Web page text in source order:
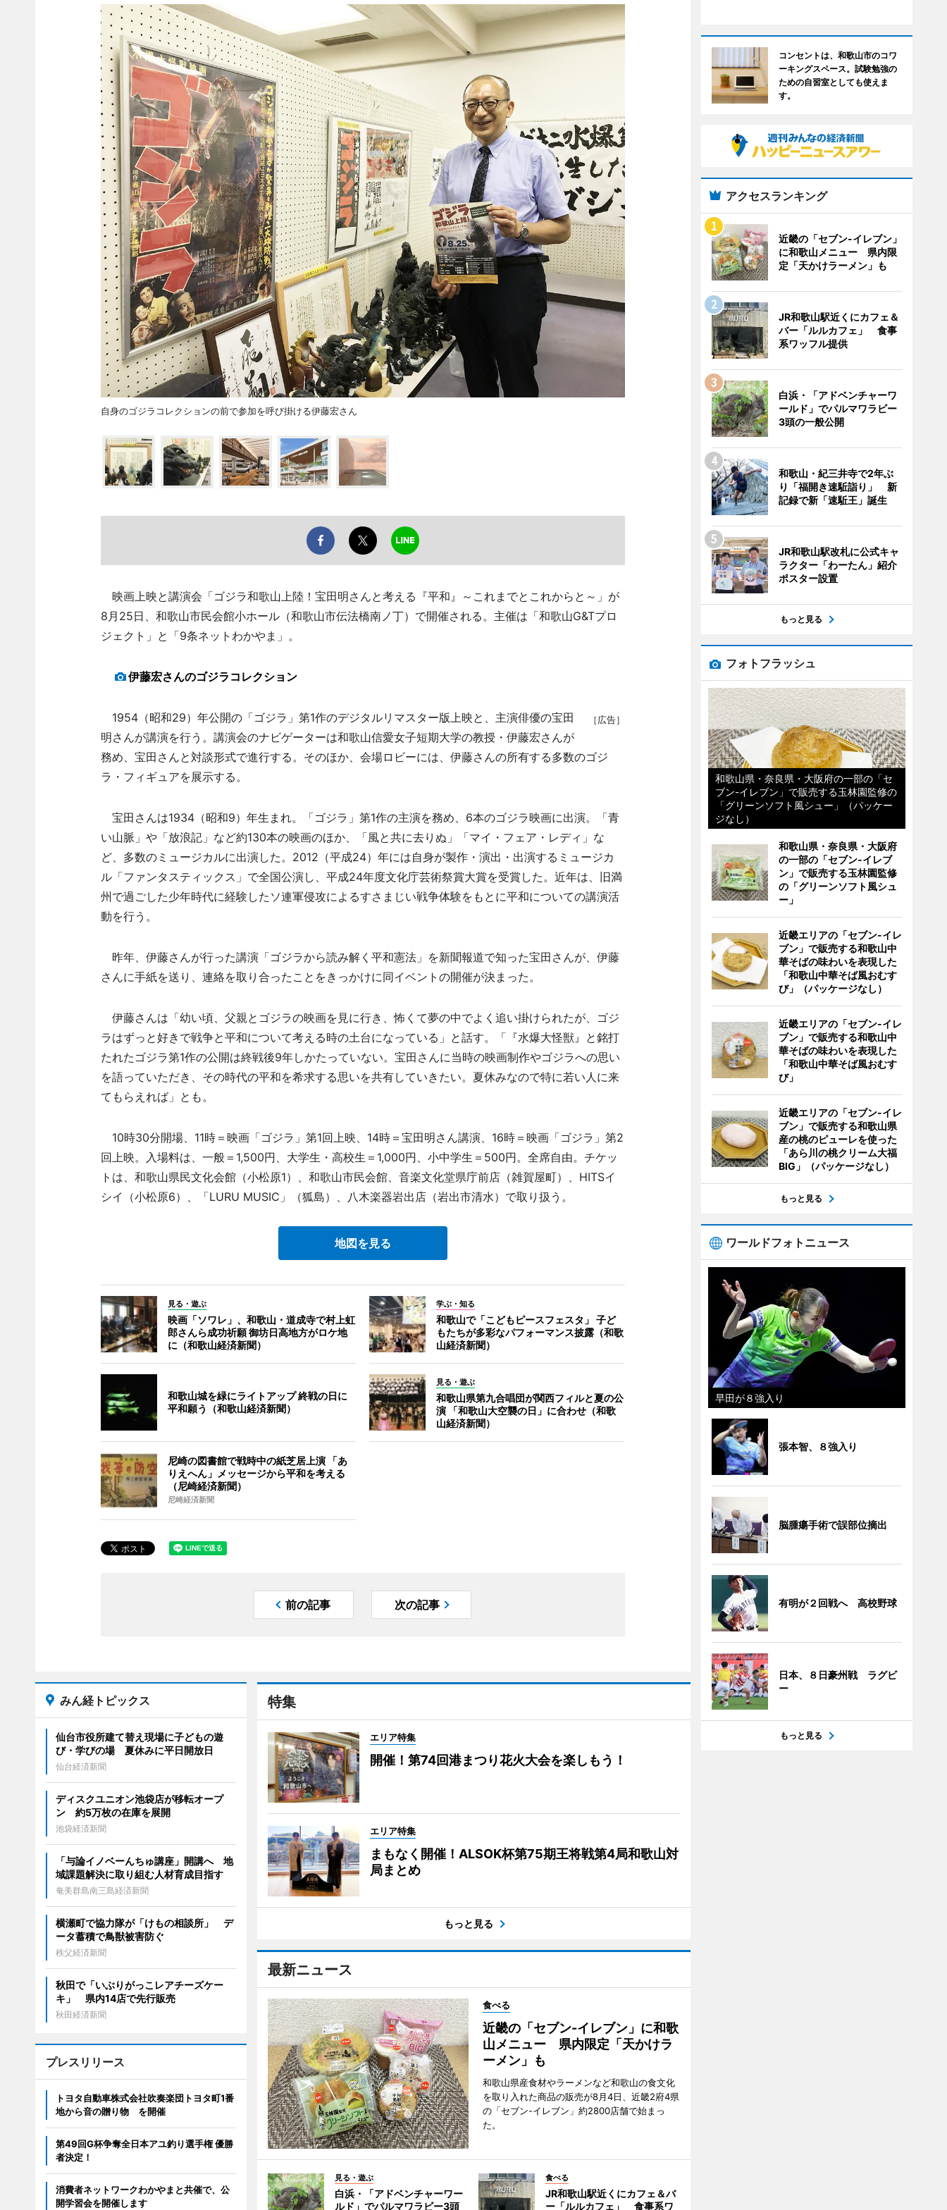
自身のゴジラコレクションの前で参加を呼び掛ける伊藤宏さん
映画上映と講演会「ゴジラ和歌山上陸！宝田明さんと考える『平和』～これまでとこれからと～」が
8月25日、和歌山市民会館小ホール（和歌山市伝法橋南ノ丁）で開催される。主催は「和歌山G&Tプロ
ジェクト」と「9条ネットわかやま」。
伊藤宏さんのゴジラコレクション
［広告］
1954（昭和29）年公開の「ゴジラ」第1作のデジタルリマスター版上映と、主演俳優の宝田
明さんが講演を行う。講演会のナビゲーターは和歌山信愛女子短期大学の教授・伊藤宏さんが
務め、宝田さんと対談形式で進行する。そのほか、会場ロビーには、伊藤さんの所有する多数のゴジ
ラ・フィギュアを展示する。
宝田さんは1934（昭和9）年生まれ。「ゴジラ」第1作の主演を務め、6本のゴジラ映画に出演。「青
い山脈」や「放浪記」など約130本の映画のほか、「風と共に去りぬ」「マイ・フェア・レディ」な
ど、多数のミュージカルに出演した。2012（平成24）年には自身が製作・演出・出演するミュージカ
ル「ファンタスティックス」で全国公演し、平成24年度文化庁芸術祭賞大賞を受賞した。近年は、旧満
州で過ごした少年時代に経験したソ連軍侵攻によるすさまじい戦争体験をもとに平和についての講演活
動を行う。
昨年、伊藤さんが行った講演「ゴジラから読み解く平和憲法」を新聞報道で知った宝田さんが、伊藤
さんに手紙を送り、連絡を取り合ったことをきっかけに同イベントの開催が決まった。
伊藤さんは「幼い頃、父親とゴジラの映画を見に行き、怖くて夢の中でよく追い掛けられたが、ゴジ
ラはずっと好きで戦争と平和について考える時の土台になっている」と話す。「『水爆大怪獣』と銘打
たれたゴジラ第1作の公開は終戦後9年しかたっていない。宝田さんに当時の映画制作やゴジラへの思い
を語っていただき、その時代の平和を希求する思いを共有していきたい。夏休みなので特に若い人に来
てもらえれば」とも。
10時30分開場、11時＝映画「ゴジラ」第1回上映、14時＝宝田明さん講演、16時＝映画「ゴジラ」第2
回上映。入場料は、一般＝1,500円、大学生・高校生＝1,000円、小中学生＝500円。全席自由。チケッ
トは、和歌山県民文化会館（小松原1）、和歌山市民会館、音楽文化堂県庁前店（雑賀屋町）、HITSイ
シイ（小松原6）、「LURU MUSIC」（狐島）、八木楽器岩出店（岩出市清水）で取り扱う。
地図を見る
見る・遊ぶ
映画「ソワレ」、和歌山・道成寺で村上虹
郎さんら成功祈願 御坊日高地方がロケ地
に（和歌山経済新聞）
学ぶ・知る
和歌山で「こどもピースフェスタ」 子ど
もたちが多彩なパフォーマンス披露（和歌
山経済新聞）
和歌山城を緑にライトアップ 終戦の日に
平和願う（和歌山経済新聞）
見る・遊ぶ
和歌山県第九合唱団が関西フィルと夏の公
演 「和歌山大空襲の日」に合わせ（和歌
山経済新聞）
尼崎の図書館で戦時中の紙芝居上演 「あ
りえへん」メッセージから平和を考える
（尼崎経済新聞）
尼崎経済新聞
前の記事 次の記事
特集
エリア特集
開催！第74回港まつり花火大会を楽しもう！
エリア特集
まもなく開催！ALSOK杯第75期王将戦第4局和歌山対
局まとめ
もっと見る
最新ニュース
食べる
近畿の「セブン-イレブン」に和歌
山メニュー 県内限定「天かけラ
ーメン」も
和歌山県産食材やラーメンなど和歌山の食文化
を取り入れた商品の販売が8月4日、近畿2府4県
の「セブン-イレブン」約2800店舗で始まっ
た。
見る・遊ぶ
白浜・「アドベンチャーワー
ルド」でパルマワラビー3頭
食べる
JR和歌山駅近くにカフェ＆バ
ー「ルルカフェ」 食事系ワ
みん経トピックス
仙台市役所建て替え現場に子どもの遊
び・学びの場 夏休みに平日開放日
仙台経済新聞
ディスクユニオン池袋店が移転オープ
ン 約5万枚の在庫を展開
池袋経済新聞
「与論イノベーんちゅ講座」開講へ 地
域課題解決に取り組む人材育成目指す
奄美群島南三島経済新聞
横瀬町で協力隊が「けもの相談所」 デ
ータ蓄積で鳥獣被害防ぐ
秩父経済新聞
秋田で「いぶりがっこレアチーズケー
キ」 県内14店で先行販売
秋田経済新聞
プレスリリース
トヨタ自動車株式会社吹奏楽団トヨタ町1番
地から音の贈り物 を開催
第49回G杯争奪全日本アユ釣り選手権 優勝
者決定！
消費者ネットワークわかやまと共催で、公
開学習会を開催します
コンセントは、和歌山市のコワ
ーキングスペース。試験勉強の
ための自習室としても使えま
す。
アクセスランキング
近畿の「セブン-イレブン」
に和歌山メニュー 県内限
定「天かけラーメン」も
JR和歌山駅近くにカフェ＆
バー「ルルカフェ」 食事
系ワッフル提供
白浜・「アドベンチャーワ
ールド」でパルマワラビー
3頭の一般公開
和歌山・紀三井寺で2年ぶ
り「福開き速駈詣り」 新
記録で新「速駈王」誕生
JR和歌山駅改札に公式キャ
ラクター「わーたん」紹介
ポスター設置
もっと見る
フォトフラッシュ
和歌山県・奈良県・大阪府の一部の「セ
ブン-イレブン」で販売する玉林園監修の
「グリーンソフト風シュー」（パッケー
ジなし）
和歌山県・奈良県・大阪府
の一部の「セブン-イレブ
ン」で販売する玉林園監修
の「グリーンソフト風シュ
ー」
近畿エリアの「セブン-イレ
ブン」で販売する和歌山中
華そばの味わいを表現した
「和歌山中華そば風おむす
び」（パッケージなし）
近畿エリアの「セブン-イレ
ブン」で販売する和歌山中
華そばの味わいを表現した
「和歌山中華そば風おむす
び」
近畿エリアの「セブン-イレ
ブン」で販売する和歌山県
産の桃のピューレを使った
「あら川の桃クリーム大福
BIG」（パッケージなし）
もっと見る
ワールドフォトニュース
早田が８強入り
張本智、８強入り
脳腫瘍手術で誤部位摘出
有明が２回戦へ 高校野球
日本、８日豪州戦 ラグビ
ー
もっと見る